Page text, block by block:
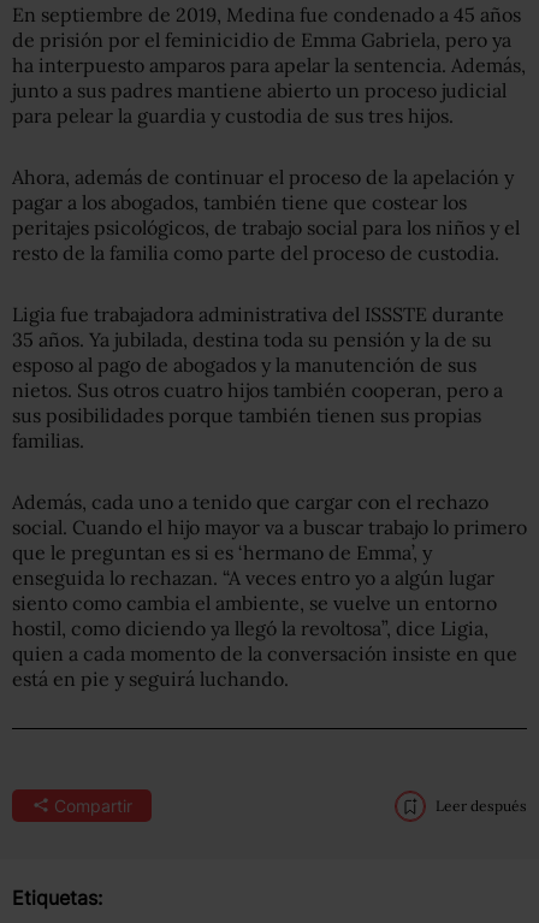
En septiembre de 2019, Medina fue condenado a 45 años
de prisión por el feminicidio de Emma Gabriela, pero ya
ha interpuesto amparos para apelar la sentencia. Además,
junto a sus padres mantiene abierto un proceso judicial
para pelear la guardia y custodia de sus tres hijos.
Ahora, además de continuar el proceso de la apelación y
pagar a los abogados, también tiene que costear los
peritajes psicológicos, de trabajo social para los niños y el
resto de la familia como parte del proceso de custodia.
Ligia fue trabajadora administrativa del ISSSTE durante
35 años. Ya jubilada, destina toda su pensión y la de su
esposo al pago de abogados y la manutención de sus
nietos. Sus otros cuatro hijos también cooperan, pero a
sus posibilidades porque también tienen sus propias
familias.
Además, cada uno a tenido que cargar con el rechazo
social. Cuando el hijo mayor va a buscar trabajo lo primero
que le preguntan es si es ‘hermano de Emma’, y
enseguida lo rechazan. “A veces entro yo a algún lugar
siento como cambia el ambiente, se vuelve un entorno
hostil, como diciendo ya llegó la revoltosa”, dice Ligia,
quien a cada momento de la conversación insiste en que
está en pie y seguirá luchando.
Compartir Leer después
Etiquetas: